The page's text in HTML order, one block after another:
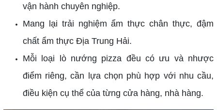
vận hành chuyên nghiệp.
Mang lại trải nghiệm ẩm thực chân thực, đậm
chất ẩm thực Địa Trung Hải.
Mỗi loại lò nướng pizza đều có ưu và nhược
điểm riêng, cần lựa chọn phù hợp với nhu cầu,
điều kiện cụ thể của từng cửa hàng, nhà hàng.